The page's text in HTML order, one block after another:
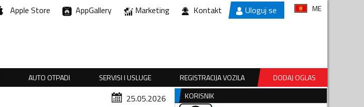
Apple Store AppGallery Marketing Kontakt Uloguj se ME
AUTO OTPADI SERVISI I USLUGE REGISTRACIJA VOZILA
DODAJ OGLAS
25.05.2026
KORISNIK